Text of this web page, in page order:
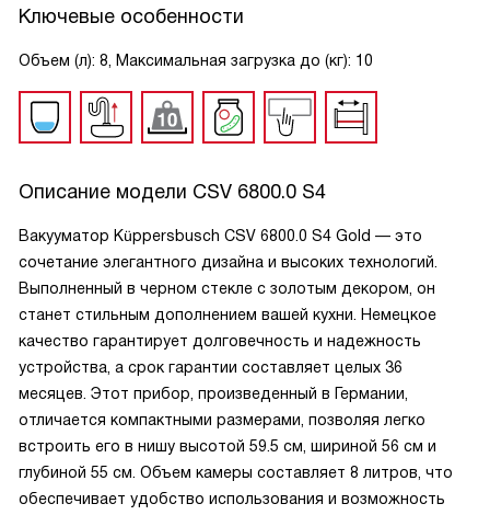
Ключевые особенности
Объем (л): 8, Максимальная загрузка до (кг): 10
Описание модели CSV 6800.0 S4
Вакууматор Küppersbusch CSV 6800.0 S4 Gold — это
сочетание элегантного дизайна и высоких технологий.
Выполненный в черном стекле с золотым декором, он
станет стильным дополнением вашей кухни. Немецкое
качество гарантирует долговечность и надежность
устройства, а срок гарантии составляет целых 36
месяцев. Этот прибор, произведенный в Германии,
отличается компактными размерами, позволяя легко
встроить его в нишу высотой 59.5 см, шириной 56 см и
глубиной 55 см. Объем камеры составляет 8 литров, что
обеспечивает удобство использования и возможность